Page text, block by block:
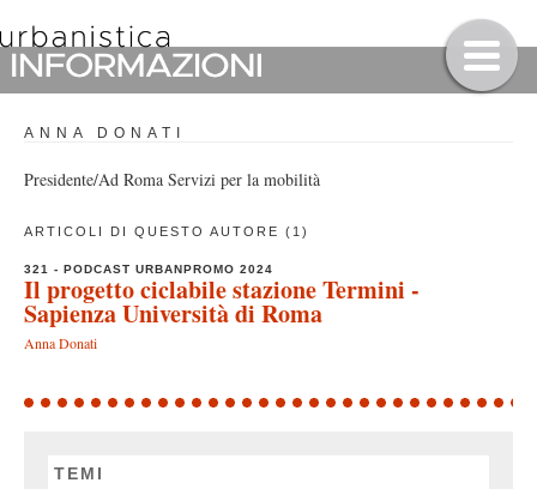
ANNA DONATI
Presidente/Ad Roma Servizi per la mobilità
ARTICOLI DI QUESTO AUTORE (1)
321 - PODCAST URBANPROMO 2024
Il progetto ciclabile stazione Termini -
Sapienza Università di Roma
Anna Donati
TEMI